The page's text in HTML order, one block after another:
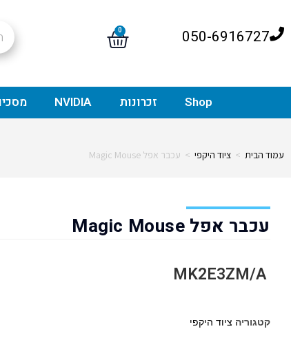
050-6916727
0
Shop זכרונות NVIDIA
עמוד הבית > ציוד היקפי > עכבר אפל Magic Mouse
עכבר אפל Magic Mouse
MK2E3ZM/A
קטגוריה ציוד היקפי